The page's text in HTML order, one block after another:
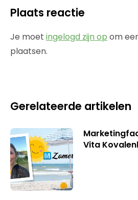
Plaats reactie
Je moet ingelogd zijn op om
plaatsen.
Gerelateerde artikelen
Vita